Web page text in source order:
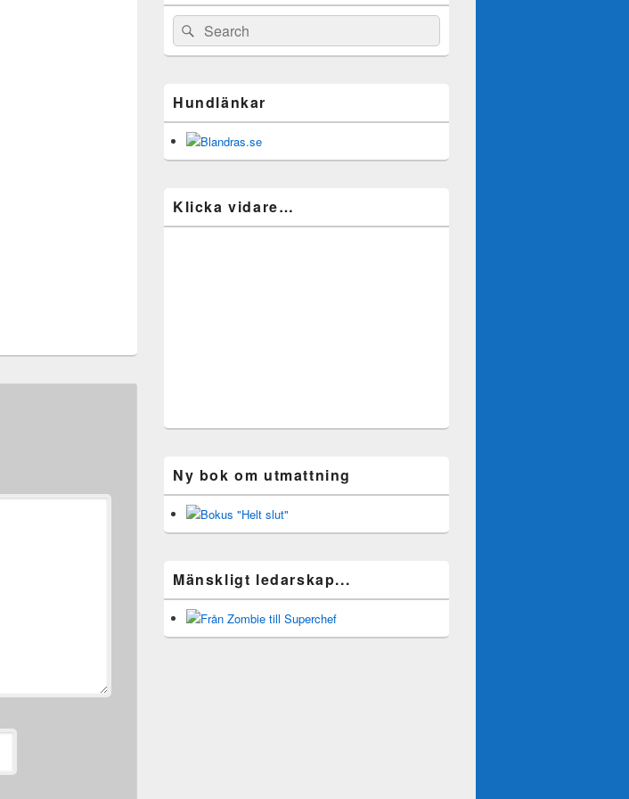
navigationWidget
AreaSearch
for:
Search
Hundlänkar
Klicka vidare…
Ny bok om utmattning
Mänskligt ledarskap...